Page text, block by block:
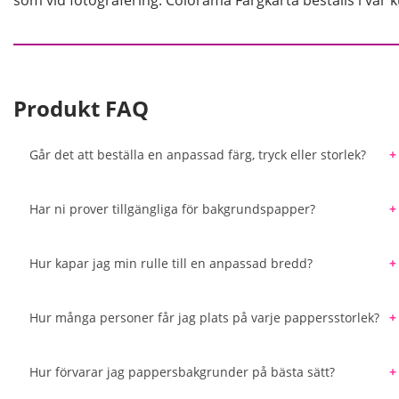
Produkt FAQ
Går det att beställa en anpassad färg, tryck eller storlek?
beställa en specifik färg som inte återfinns i det breda
den bakgrundsfärg som bäst matchar det du söker.
Har ni prover tillgängliga för bakgrundspapper?
du beställer den bästa färgen för ditt kommande
Hur kapar jag min rulle till en anpassad bredd?
geringslåda från järnaffärer kan du säkerställa ett
Hur många personer får jag plats på varje pappersstorlek?
upp till 5-6 personer breda.
Hur förvarar jag pappersbakgrunder på bästa sätt?